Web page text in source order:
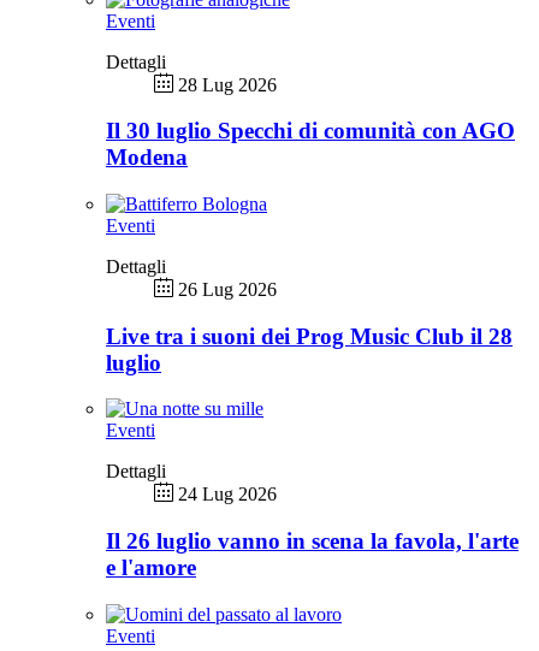
Eventi
Dettagli
28 Lug 2026
Il 30 luglio Specchi di comunità con AGO
Modena
Eventi
Dettagli
26 Lug 2026
Live tra i suoni dei Prog Music Club il 28
luglio
Eventi
Dettagli
24 Lug 2026
Il 26 luglio vanno in scena la favola, l'arte
e l'amore
Eventi